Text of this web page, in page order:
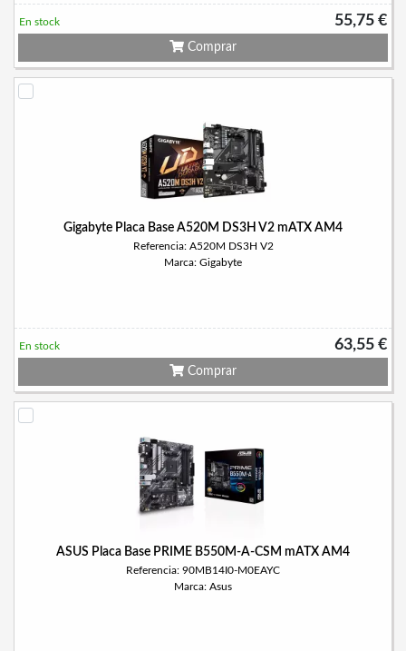
55,75 €
En stock
Comprar
Gigabyte Placa Base A520M DS3H V2 mATX AM4
Referencia: A520M DS3H V2
Marca: Gigabyte
63,55 €
En stock
Comprar
ASUS Placa Base PRIME B550M-A-CSM mATX AM4
Referencia: 90MB14I0-M0EAYC
Marca: Asus